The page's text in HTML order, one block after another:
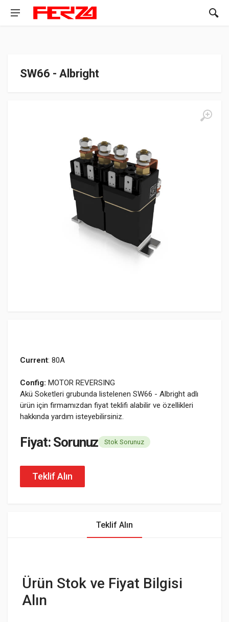
SW66 - Albright
Current: 80A
Config: MOTOR REVERSING
Akü Soketleri grubunda listelenen SW66 - Albright adlı
ürün için firmamızdan fiyat teklifi alabilir ve özellikleri
hakkında yardım isteyebilirsiniz.
Fiyat: Sorunuz Stok Sorunuz
Teklif Alın
Teklif Alın
Ürün Stok ve Fiyat Bilgisi
Alın